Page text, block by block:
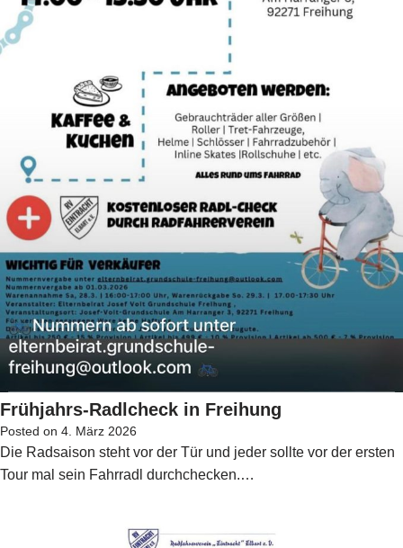
Frühjahrs-Radlcheck in Freihung
Posted on 4. März 2026
Die Radsaison steht vor der Tür und jeder sollte vor der ersten
Tour mal sein Fahrradl durchchecken.…